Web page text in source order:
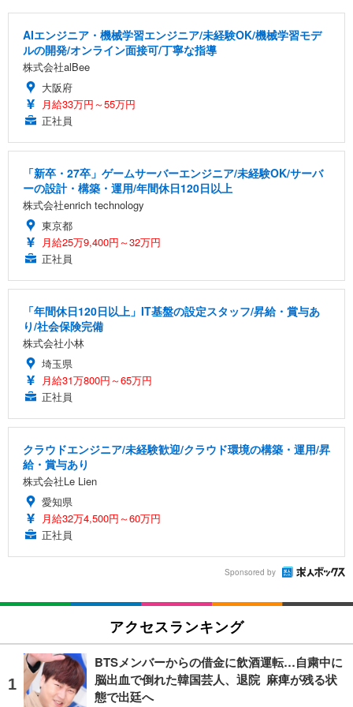
AIエンジニア・機械学習エンジニア/未経験OK/機械学習モデ
ルの開発/オンライン面接可/丁寧な指導
株式会社alBee
大阪府
月給33万円～55万円
正社員
「新卒・27卒」ゲームサーバーエンジニア/未経験OK/サーバ
ーの設計・構築・運用/年間休日120日以上
株式会社enrich technology
東京都
月給25万9,400円～32万円
正社員
「年間休日120日以上」IT基盤の設定スタッフ/昇給・賞与あ
り/社会保険完備
株式会社小林
埼玉県
月給31万800円～65万円
正社員
クラウドエンジニア/未経験歓迎/クラウド環境の構築・運用/昇
給・賞与あり
株式会社Le Lien
愛知県
月給32万4,500円～60万円
正社員
Sponsored by
アクセスランキング
BTSメンバーからの借金に飲酒運転…自粛中に
脳出血で倒れた韓国芸人、退院 麻痺が残る状
態で出廷へ